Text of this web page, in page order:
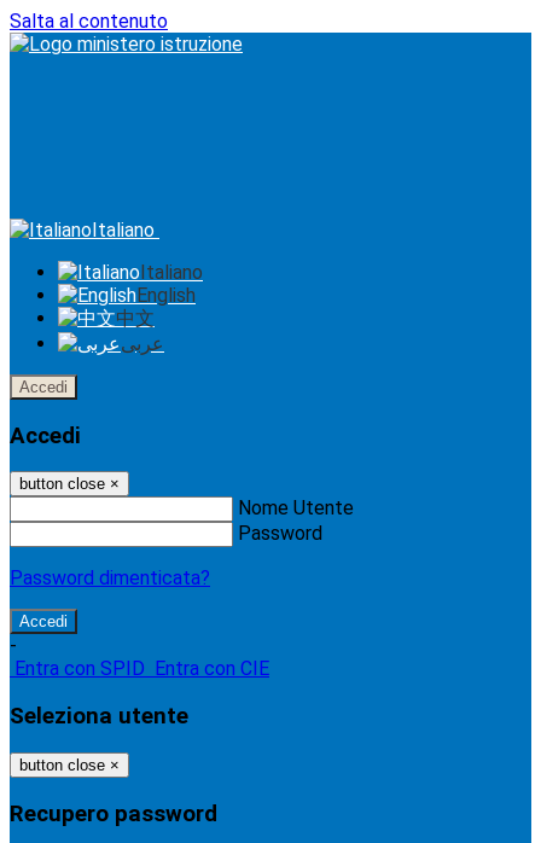
Salta al contenuto
Italiano
Italiano
English
中文
عربى
Accedi
Accedi
button close ×
Nome Utente
Password
Password dimenticata?
-
Entra con SPID
Entra con CIE
Seleziona utente
button close ×
Recupero password